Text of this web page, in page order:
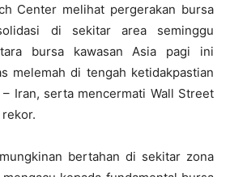
Center melihat pergerakan bursa
di sekitar area seminggu
bursa kawasan Asia pagi ini
melemah di tengah ketidakpastian
Iran, serta mencermati Wall Street
bertahan di sekitar zona